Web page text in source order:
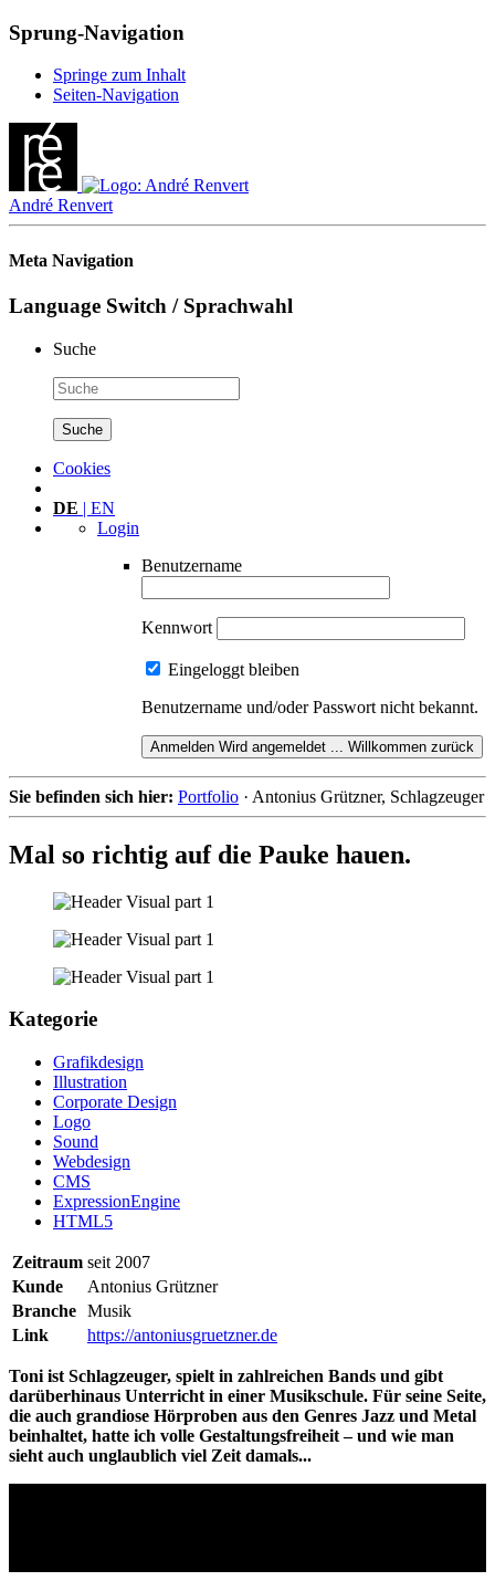
Sprung-Navigation
Springe zum Inhalt
Seiten-Navigation
André Renvert
Meta Navigation
Language Switch / Sprachwahl
Suche
Cookies
DE | EN
Login
Benutzername
Kennwort
Eingeloggt bleiben
Benutzername und/oder Passwort nicht bekannt.
Anmelden Wird angemeldet ... Willkommen zurück
Sie befinden sich hier: Portfolio · Antonius Grützner, Schlagzeuger
Mal so richtig auf die Pauke hauen.
Kategorie
Grafikdesign
Illustration
Corporate Design
Logo
Sound
Webdesign
CMS
ExpressionEngine
HTML5
Zeitraum seit 2007
Kunde
Antonius Grützner
Branche Musik
Link
https://antoniusgruetzner.de
Toni ist Schlagzeuger, spielt in zahlreichen Bands und gibt
darüberhinaus Unterricht in einer Musikschule. Für seine Seite,
die auch grandiose Hörproben aus den Genres Jazz und Metal
beinhaltet, hatte ich volle Gestaltungsfreiheit – und wie man
sieht auch unglaublich viel Zeit damals...